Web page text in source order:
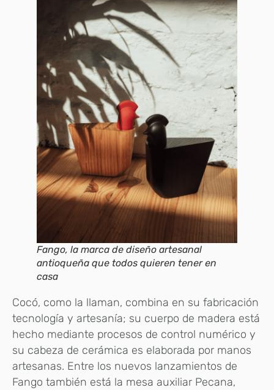
Fango, la marca de diseño artesanal
antioqueña que todos quieren tener en
casa
Cocó, como la llaman, combina en su fabricación
tecnología y artesanía; su cuerpo de madera está
hecho mediante procesos de control numérico y
su cabeza de cerámica es elaborada por manos
artesanas. Entre los nuevos lanzamientos de
Fango también está la mesa auxiliar Pecana,